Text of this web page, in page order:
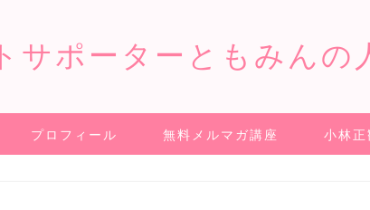
サポーターともみん
プロフィール 無料メルマガ講座 小林正